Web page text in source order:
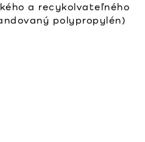
a recykolvateľného
polypropylén)